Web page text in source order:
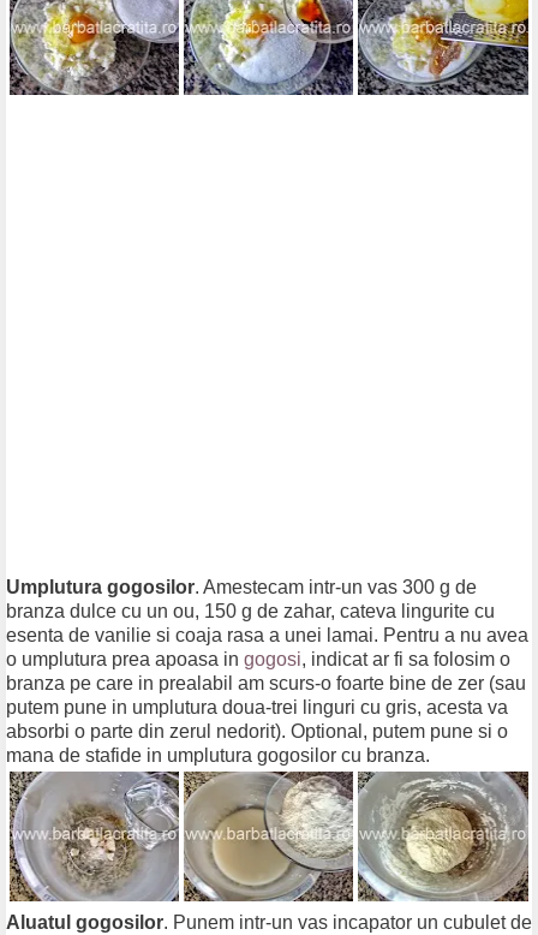
Umplutura gogosilor. Amestecam intr-un vas 300 g de
branza dulce cu un ou, 150 g de zahar, cateva lingurite cu
esenta de vanilie si coaja rasa a unei lamai. Pentru a nu avea
o umplutura prea apoasa in gogosi, indicat ar fi sa folosim o
branza pe care in prealabil am scurs-o foarte bine de zer (sau
putem pune in umplutura doua-trei linguri cu gris, acesta va
absorbi o parte din zerul nedorit). Optional, putem pune si o
mana de stafide in umplutura gogosilor cu branza.
Aluatul gogosilor. Punem intr-un vas incapator un cubulet de